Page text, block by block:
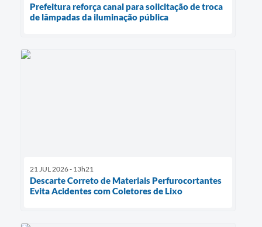
Prefeitura reforça canal para solicitação de troca
de lâmpadas da iluminação pública
21 JUL 2026 - 13h21
Descarte Correto de Materiais Perfurocortantes
Evita Acidentes com Coletores de Lixo